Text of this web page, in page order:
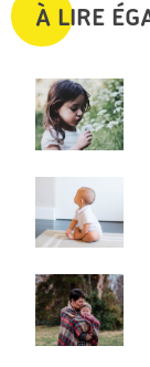
À LIRE